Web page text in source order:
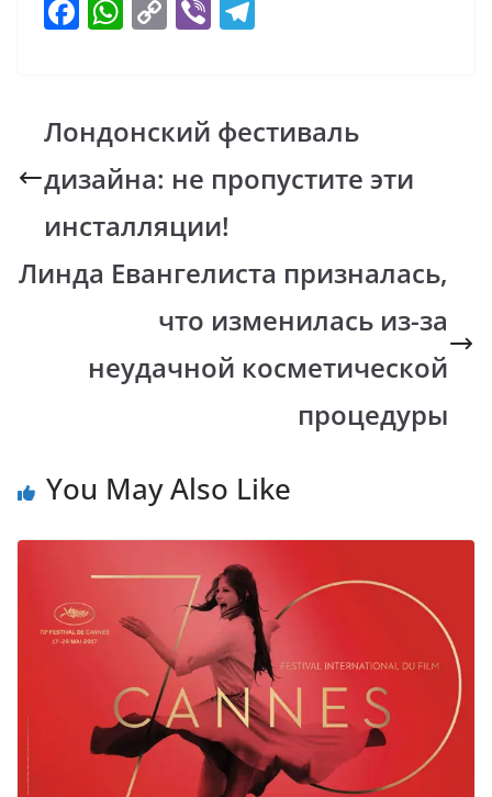
F
b
o
o
k
W
s
A
p
p
C
y
Li
n
k
Vi
gr
a
m
Лондонский фестиваль
дизайна: не пропустите эти
инсталляции!
Линда Евангелиста призналась,
что изменилась из-за
неудачной косметической
процедуры
You May Also Like